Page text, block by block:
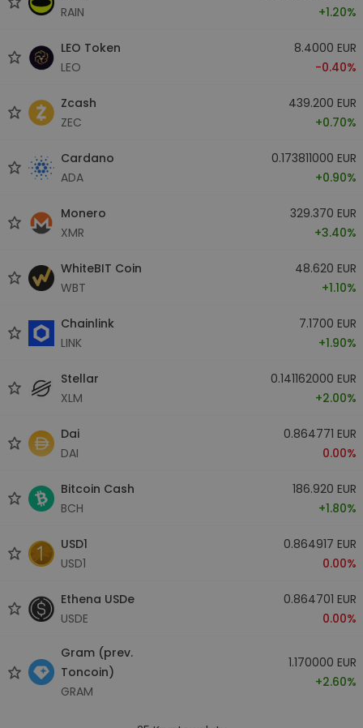
RAIN
+1.20%
LEO Token
LEO
8.4000 EUR
-0.40%
Zcash
ZEC
439.200 EUR
+0.70%
Cardano
ADA
0.173811000 EUR
+0.90%
Monero
XMR
329.370 EUR
+3.40%
WhiteBIT Coin
WBT
48.620 EUR
+1.10%
Chainlink
LINK
7.1700 EUR
+1.90%
Stellar
XLM
0.141162000 EUR
+2.00%
Dai
DAI
0.864771 EUR
0.00%
Bitcoin Cash
BCH
186.920 EUR
+1.80%
USD1
USD1
0.864917 EUR
0.00%
Ethena USDe
USDE
0.864701 EUR
0.00%
Gram (prev.
Toncoin)
GRAM
1.170000 EUR
+2.60%